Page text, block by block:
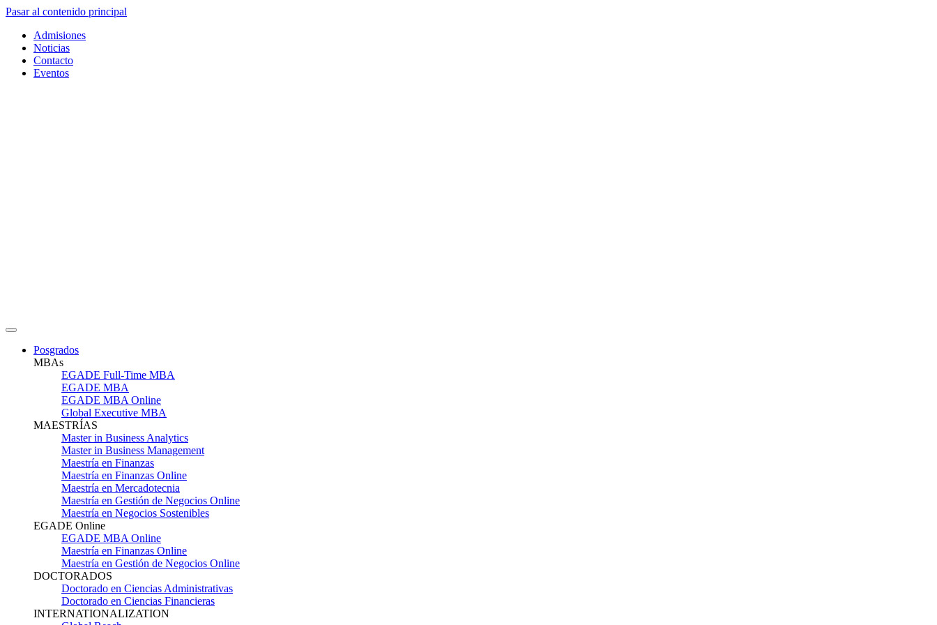
Pasar al contenido principal
Admisiones
Noticias
Contacto
Eventos
Posgrados
MBAs
EGADE Full-Time MBA
EGADE MBA
EGADE MBA Online
Global Executive MBA
MAESTRÍAS
Master in Business Analytics
Master in Business Management
Maestría en Finanzas
Maestría en Finanzas Online
Maestría en Mercadotecnia
Maestría en Gestión de Negocios Online
Maestría en Negocios Sostenibles
EGADE Online
EGADE MBA Online
Maestría en Finanzas Online
Maestría en Gestión de Negocios Online
DOCTORADOS
Doctorado en Ciencias Administrativas
Doctorado en Ciencias Financieras
INTERNATIONALIZATION